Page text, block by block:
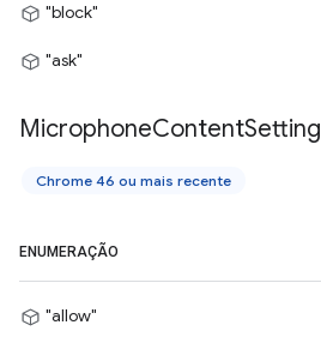
"block"
"ask"
MicrophoneContentSetting
Chrome 46 ou mais recente
ENUMERAÇÃO
"allow"